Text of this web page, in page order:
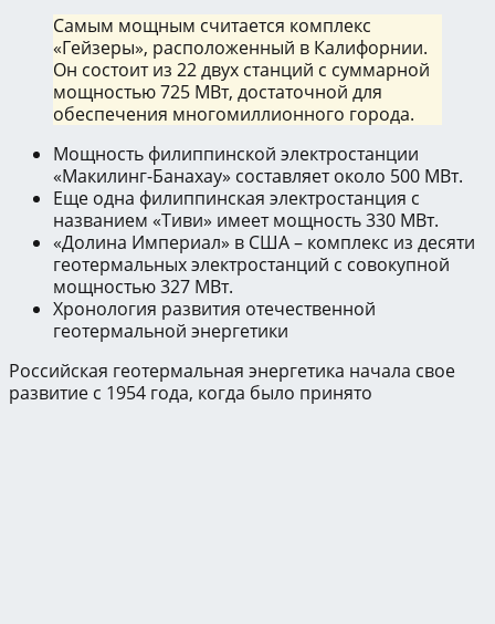
Самым мощным считается комплекс
«Гейзеры», расположенный в Калифорнии.
Он состоит из 22 двух станций с суммарной
мощностью 725 МВт, достаточной для
обеспечения многомиллионного города.
Мощность филиппинской электростанции
«Макилинг-Банахау» составляет около 500 МВт.
Еще одна филиппинская электростанция с
названием «Тиви» имеет мощность 330 МВт.
«Долина Империал» в США – комплекс из десяти
геотермальных электростанций с совокупной
мощностью 327 МВт.
Хронология развития отечественной
геотермальной энергетики
Российская геотермальная энергетика начала свое
развитие с 1954 года, когда было принято